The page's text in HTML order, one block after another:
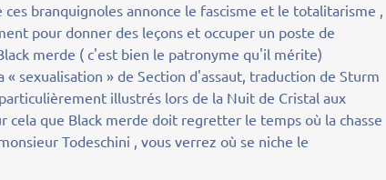
branquignoles annonce le fascisme et le totalitarisme ,
pour donner des leçons et occuper un poste de
merde ( c'est bien le patronyme qu'il mérite)
sexualisation » de Section d'assaut, traduction de Sturm
illustrés lors de la Nuit de Cristal aux
que Black merde doit regretter le temps où la chasse
Todeschini , vous verrez où se niche le